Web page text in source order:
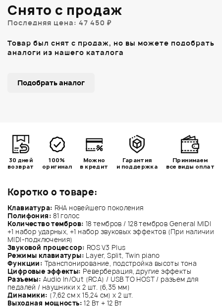
Коротко о товаре:
Клавиатура: RHA новейшего поколения
Полифония: 81 голос
Количество тембров: 18 тембров / 128 тембров General MIDI
+1 набор ударных, +1 набор звуковых эффектов (При наличии
MIDI-подключения)
Звуковой процессор: ROS V.3 Plus
Режимы клавиатуры: Layer, Split, Twin piano
Функции: Транспонирование, подстройка высоты тона
Цифровые эффекты: Реверберация, другие эффекты
Разъемы: Audio In/Out (RCA) / USB TO HOST / разъем для
педалей / наушники х 2 шт. (6,35 мм)
Динамики: (7,62 см x 15,24 см) x 2 шт.
Выходная мощность: 12 Вт + 12 Вт
Снято с продаж
Последняя цена: 47 450 ₽
Товар был снят с продаж, но вы можете подобрать
аналоги из нашего каталога
Подобрать аналог
30 дней
возврат
100%
оригинал
Можно
в кредит
Гарантия
и поддержка
Принимаем
все виды оплат